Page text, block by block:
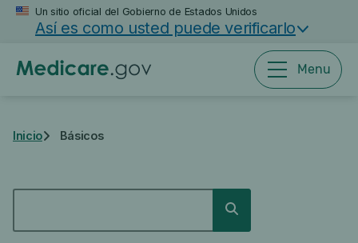
Saltar
principal
Un sitio oficial del Gobierno de Estados Unidos
Así es como usted puede verificarlo
Menu
Inicio Básicos
Buscar